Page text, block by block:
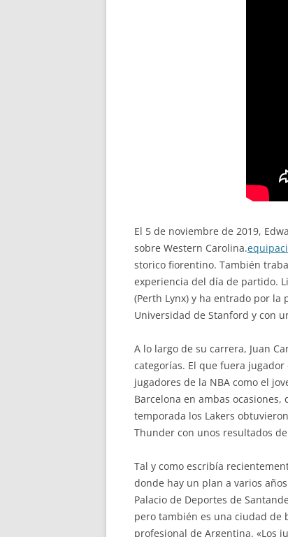
El 5 de noviembre de 2019,
sobre Western Carolina.
storico fiorentino. También
experiencia del día de partido.
(Perth Lynx) y ha entrado por la
Universidad de Stanford y con
A lo largo de su carrera, Juan
categorías. El que fuera
jugadores de la NBA como el
Barcelona en ambas
temporada los Lakers
Thunder con unos resultados
Tal y como escribía
donde hay un plan a varios
Palacio de Deportes de
pero también es una ciudad de
profesional de Argentina. «Los